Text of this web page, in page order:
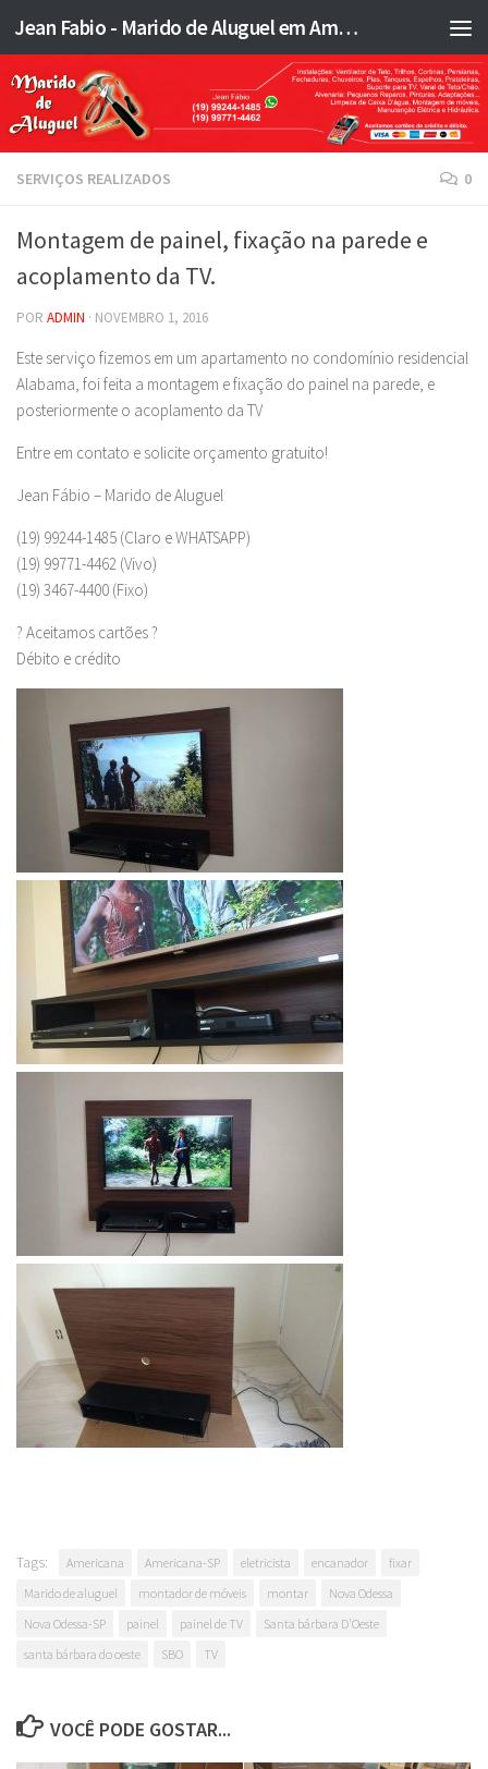
Skip to content Jean Fabio - Marido de Aluguel em Americana SP e região - JFMA
SERVIÇOS REALIZADOS 0
Montagem de painel, fixação na parede e
acoplamento da TV.
POR ADMIN · NOVEMBRO 1, 2016
Este serviço fizemos em um apartamento no condomínio residencial
Alabama, foi feita a montagem e fixação do painel na parede, e
posteriormente o acoplamento da TV
Entre em contato e solicite orçamento gratuito!
Jean Fábio – Marido de Aluguel
(19) 99244-1485 (Claro e WHATSAPP)
(19) 99771-4462 (Vivo)
(19) 3467-4400 (Fixo)
? Aceitamos cartões ?
Débito e crédito
Tags: Americana Americana-SP eletricista encanador
fixar
Marido de aluguel
montador de móveis montar
Nova Odessa
Nova Odessa-SP
painel painel de TV
Santa bárbara D'Oeste
santa bárbara do oeste
SBO TV
VOCÊ PODE GOSTAR...